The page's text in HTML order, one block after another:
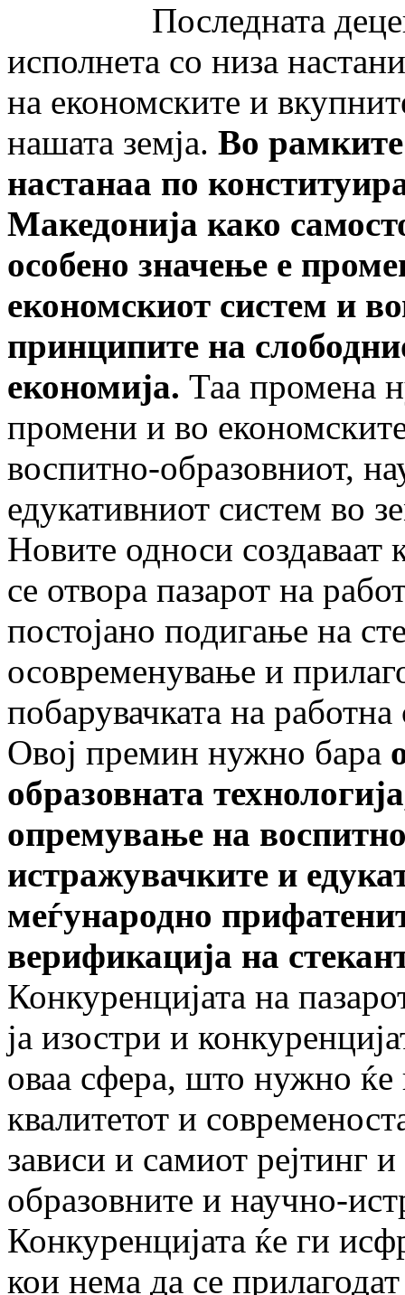
Последната
исполнета со низа
на економските и
нашата земја. Во
настанаа по
Македонија како
особено значење е
економскиот систем и
принципите на
економија. Таа промена
промени и во
воспитно-образовниот,
едукативниот систем во
Новите односи создаваат
се отвора пазарот на
постојано подигање на
осовременување и
побарувачката на работна
Овој премин нужно бара
образовната
опремување на
истражувачките и
меѓународно
верификација на
Конкуренцијата на
ја изостри и
оваа сфера, што нужно ќе
квалитетот и
зависи и самиот рејтинг
образовните и научно-
Конкуренцијата ќе ги
кои нема да се